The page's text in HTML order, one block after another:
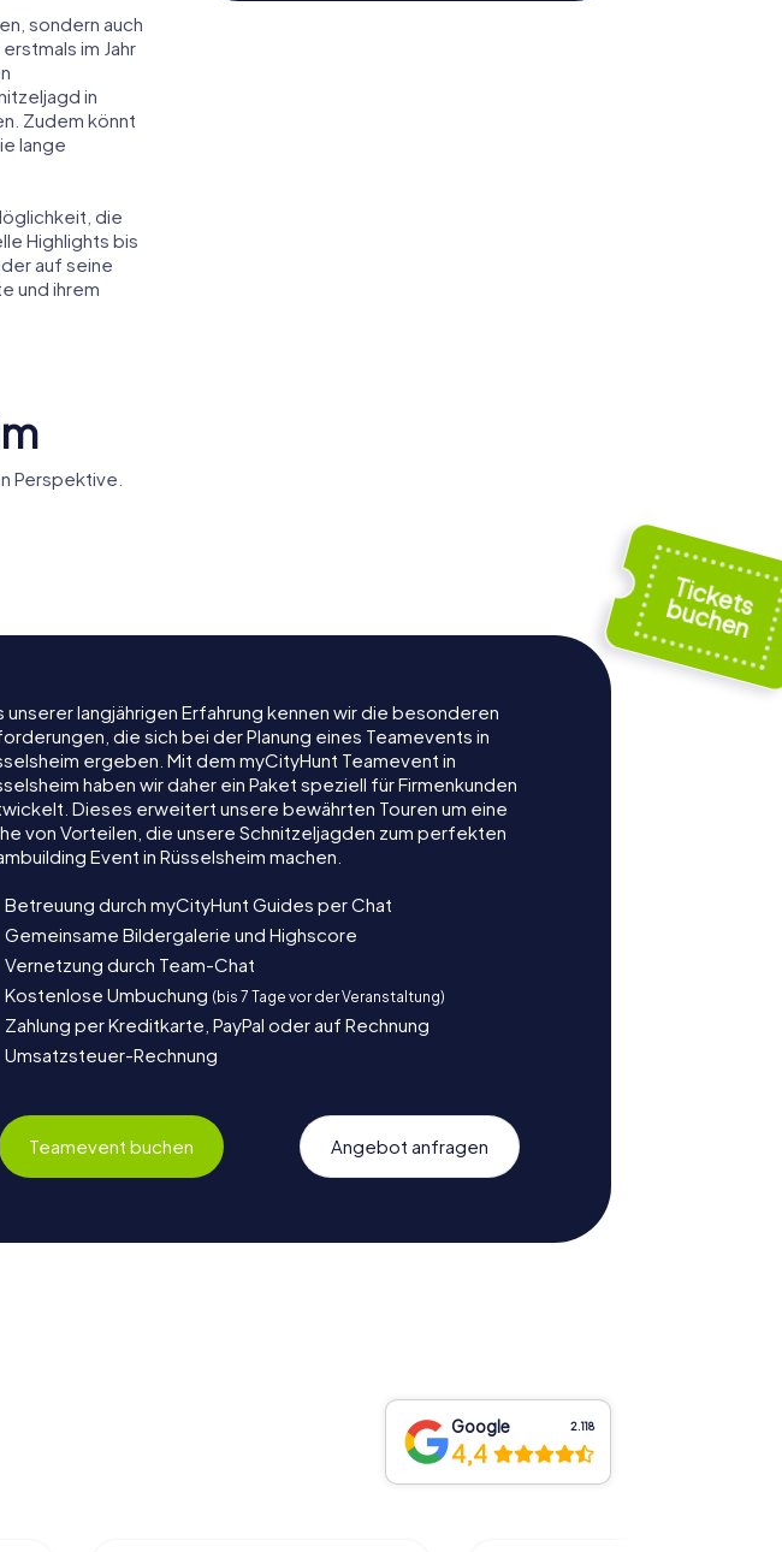
sondern auch
im Jahr
in
Zudem könnt
lange
die
Highlights bis
auf seine
und ihrem
Perspektive.
unserer langjährigen Erfahrung kennen wir die besonderen
die sich bei der Planung eines Teamevents in
ergeben. Mit dem myCityHunt Teamevent in
haben wir daher ein Paket speziell für Firmenkunden
Dieses erweitert unsere bewährten Touren um eine
von Vorteilen, die unsere Schnitzeljagden zum perfekten
Event in Rüsselsheim machen.
Betreuung durch myCityHunt Guides per Chat
Gemeinsame Bildergalerie und Highscore
Vernetzung durch Team-Chat
Kostenlose Umbuchung (bis 7 Tage vor der Veranstaltung)
Zahlung per Kreditkarte, PayPal oder auf Rechnung
Umsatzsteuer-Rechnung
Teamevent buchen Angebot anfragen
Google 2.118
4,4